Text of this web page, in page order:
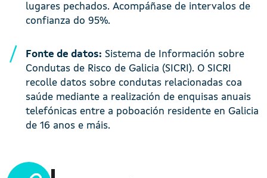
lugares pechados. Acompáñase de intervalos de
confianza do 95%.
Fonte de datos: Sistema de Información sobre
Condutas de Risco de Galicia (SICRI). O SICRI
recolle datos sobre condutas relacionadas coa
saúde mediante a realización de enquisas anuais
telefónicas entre a poboación residente en Galicia
de 16 anos e máis.